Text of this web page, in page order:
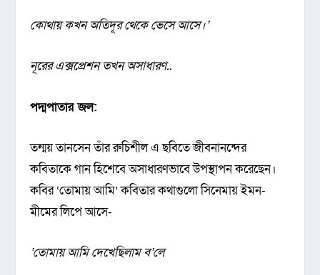
কোথায় কখন অতিদূর থেকে ভেসে আসে।’
নূরের এক্সপ্রেশন তখন অসাধারণ..
পদ্মপাতার জল:
তন্ময় তানসেন তাঁর রুচিশীল এ ছবিতে জীবনানন্দের
কবিতাকে গান হিশেবে অসাধারণভাবে উপস্থাপন করেছেন।
কবির ‘তোমায় আমি’ কবিতার কথাগুলো সিনেমায় ইমন-
মীমের লিপে আসে-
‘তোমায় আমি দেখেছিলাম ব’লে